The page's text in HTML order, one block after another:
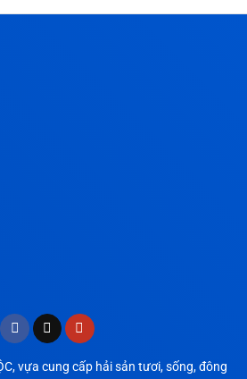
vựa cung cấp hải sản tươi, sống, đông